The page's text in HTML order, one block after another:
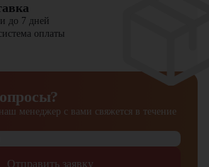
до 7 дней
оплаты
наш менеджер с вами свяжется в течение
Отправить заявку